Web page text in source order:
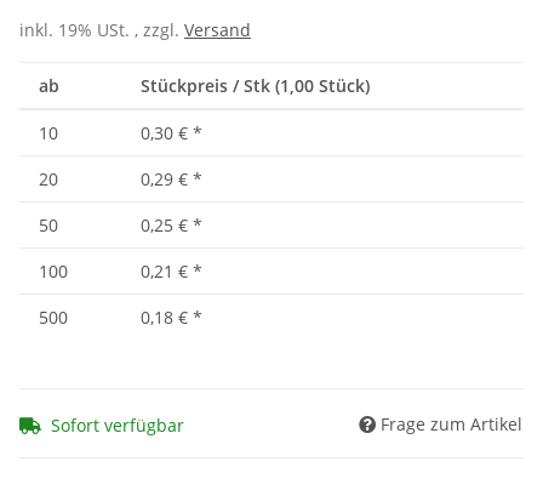
inkl. 19% USt. , zzgl. Versand
ab Stückpreis / Stk (1,00 Stück)
10 0,30 € *
20
0,29 € *
50
0,25 € *
100
0,21 € *
500
0,18 € *
Sofort verfügbar Frage zum Artikel